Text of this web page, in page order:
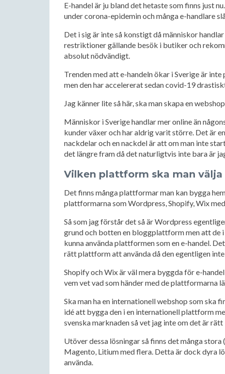
E-handel är ju bland det hetaste som finns just
under corona-epidemin och många e-handlare
Det i sig är inte så konstigt då människor
restriktioner gällande besök i butiker och
absolut nödvändigt.
Trenden med att e-handeln ökar i Sverige är
men den har accelererat sedan covid-19
Jag känner lite så här, ska man skapa en
Människor i Sverige handlar mer online än
kunder växer och har aldrig varit större. Det är
nackdelar och en nackdel är att om man inte
det längre fram då det naturligtvis inte bara är
Vilken plattform ska man välja
Det finns många plattformar man kan bygga
plattformarna som Wordpress, Shopify, Wix
Så som jag förstår det så är Wordpress
grund och botten en bloggplattform men att
kunna använda plattformen som en e-handel.
rätt plattform att använda då den egentligen
Shopify och Wix är väl mera byggda för e-
vem vet vad som händer med de plattformarna
Ska man ha en internationell webshop som ska
idé att bygga den i en internationell plattform
svenska marknaden så vet jag inte om det är rätt
Utöver dessa lösningar så finns det många
Magento, Litium med flera. Detta är dock dyra
använda.